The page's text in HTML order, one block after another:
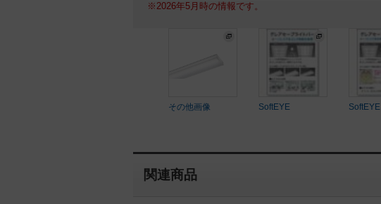
※2026年5月時の情報です。
その他画像 SoftEYE SoftEYE
関連商品